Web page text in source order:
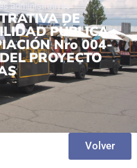
administrativas
DE
PÚBLICA
Nro 004-
PROYECTO
Volver